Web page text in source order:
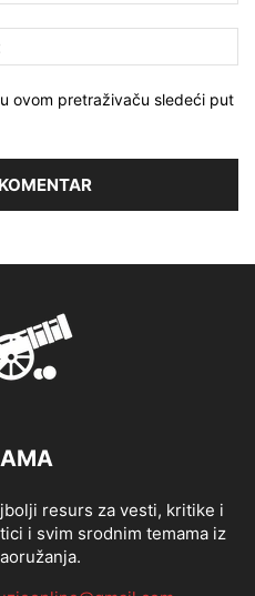
ovom pretraživaču sledeći put
resurs za vesti, kritike i
i svim srodnim temama iz